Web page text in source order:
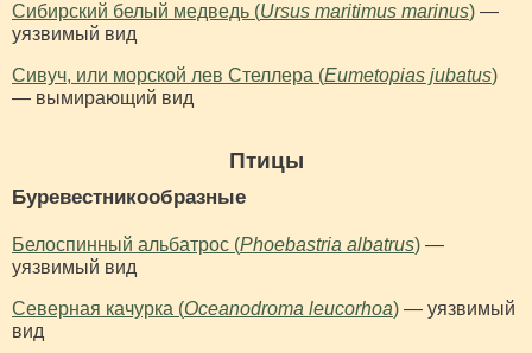
Сибирский белый медведь (Ursus maritimus marinus) —
уязвимый вид
Сивуч, или морской лев Стеллера (Eumetopias jubatus)
— вымирающий вид
Птицы
Буревестникообразные
Белоспинный альбатрос (Phoebastria albatrus) —
уязвимый вид
Северная качурка (Oceanodroma leucorhoa) — уязвимый
вид